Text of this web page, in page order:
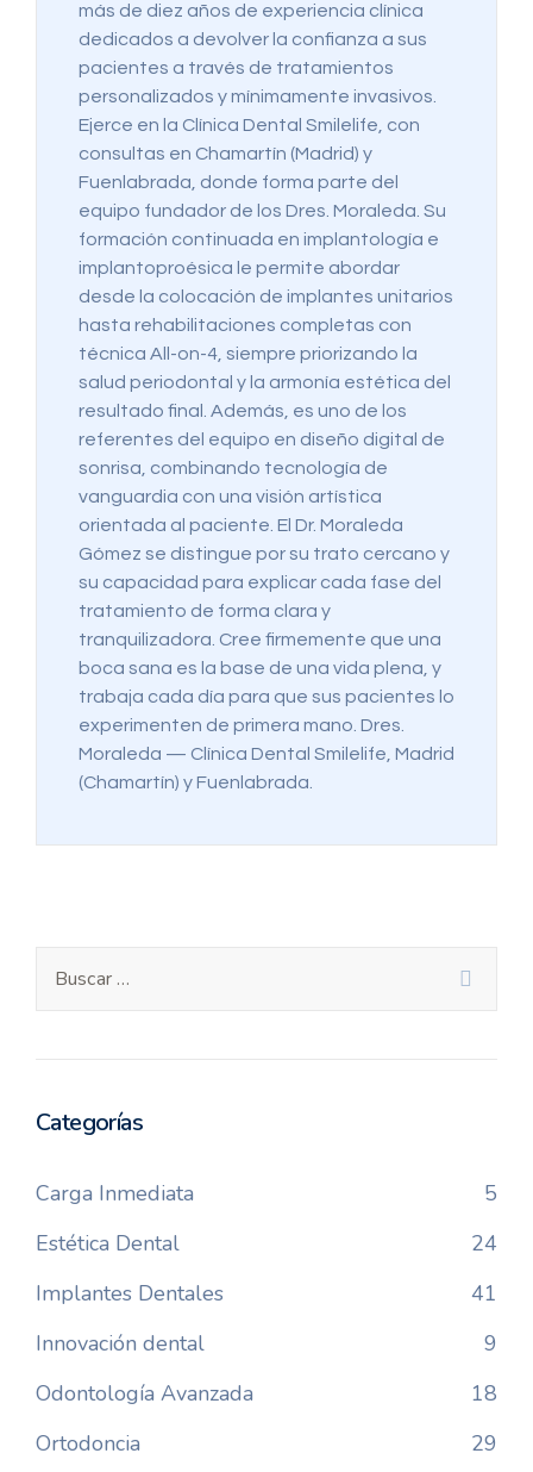
más de diez años de experiencia clínica
dedicados a devolver la confianza a sus
pacientes a través de tratamientos
personalizados y mínimamente invasivos.
Ejerce en la Clínica Dental Smilelife, con
consultas en Chamartín (Madrid) y
Fuenlabrada, donde forma parte del
equipo fundador de los Dres. Moraleda. Su
formación continuada en implantología e
implantoproésica le permite abordar
desde la colocación de implantes unitarios
hasta rehabilitaciones completas con
técnica All-on-4, siempre priorizando la
salud periodontal y la armonía estética del
resultado final. Además, es uno de los
referentes del equipo en diseño digital de
sonrisa, combinando tecnología de
vanguardia con una visión artística
orientada al paciente. El Dr. Moraleda
Gómez se distingue por su trato cercano y
su capacidad para explicar cada fase del
tratamiento de forma clara y
tranquilizadora. Cree firmemente que una
boca sana es la base de una vida plena, y
trabaja cada día para que sus pacientes lo
experimenten de primera mano. Dres.
Moraleda — Clínica Dental Smilelife, Madrid
(Chamartín) y Fuenlabrada.
Categorías
Carga Inmediata
5
Estética Dental
24
Implantes Dentales
41
Innovación dental
9
Odontología Avanzada
18
Ortodoncia
29